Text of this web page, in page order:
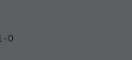
- 0